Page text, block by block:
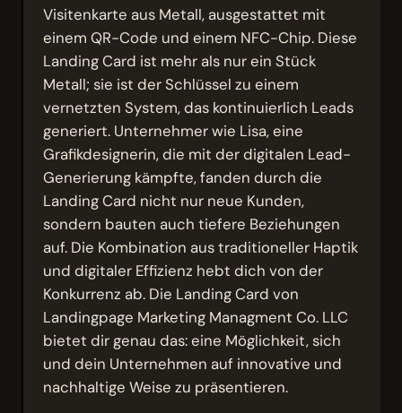
Visitenkarte aus Metall, ausgestattet mit
einem QR-Code und einem NFC-Chip. Diese
Landing Card ist mehr als nur ein Stück
Metall; sie ist der Schlüssel zu einem
vernetzten System, das kontinuierlich Leads
generiert. Unternehmer wie Lisa, eine
Grafikdesignerin, die mit der digitalen Lead-
Generierung kämpfte, fanden durch die
Landing Card nicht nur neue Kunden,
sondern bauten auch tiefere Beziehungen
auf. Die Kombination aus traditioneller Haptik
und digitaler Effizienz hebt dich von der
Konkurrenz ab. Die Landing Card von
Landingpage Marketing Managment Co. LLC
bietet dir genau das: eine Möglichkeit, sich
und dein Unternehmen auf innovative und
nachhaltige Weise zu präsentieren.